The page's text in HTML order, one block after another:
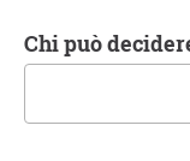
Chi può